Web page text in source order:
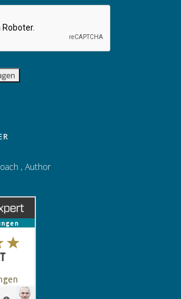
, Author